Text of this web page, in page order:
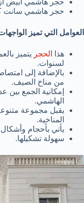
حجر هاشمي أبيض
حجر هاشمي سانت
العوامل التي تميز
هذا الحجر يتميز
لسنوات.
بالإضافة إلى
من مناخ الصيف.
إمكانية الجمع بين
الهاشمي.
يقبل مجموعة
المناخية.
يأتي بأحجام
سهولة تشكيلها.